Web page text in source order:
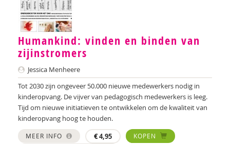
Monique Dongelmans
Nanne van Doorn
Jeannette Doornenbal
Anki Duin
Marieke Effting
Loïs Eijgenraam
Kim Einder
Humankind: vinden en binden van
zijinstromers
Jessica Menheere
Tot 2030 zijn ongeveer 50.000 nieuwe medewerkers nodig in
kinderopvang. De vijver van pedagogisch medewerkers is leeg.
Tijd om nieuwe initiatieven te ontwikkelen om de kwaliteit van
kinderopvang hoog te houden.
MEER INFO €4,95
KOPEN